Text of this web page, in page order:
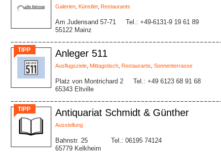
Galerien Künstler, Restaurants
Am Judensand 57-71
55122 Mainz
Tel.: +49-6131-9 19 61 89
TIPP Anleger 511
Ausflugsziele Mittagstisch Restaurants Sonnenterrasse
Platz von Montrichard 2
65343 Eltville
Tel.: +49 6123 68 91 68
TIPP Antiquariat Schmidt & Günther
Ausstellung
Bahnstr. 25
65779 Kelkheim
Tel.: 06195 74124